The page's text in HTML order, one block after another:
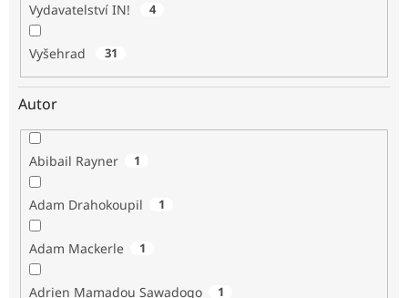
Vydavatelství IN! 4
Vyšehrad 31
Autor
Abibail Rayner 1
Adam Drahokoupil 1
Adam Mackerle 1
Adrien Mamadou Sawadogo 1